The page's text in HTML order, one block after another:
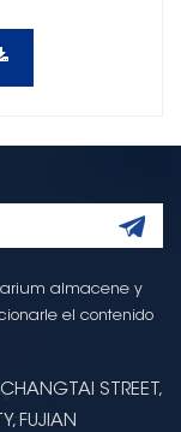
almacene y
el contenido
STREET,
FUJIAN